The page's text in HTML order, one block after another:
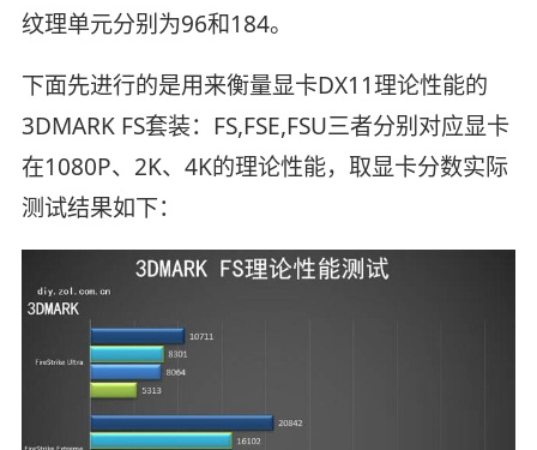
纹理单元分别为96和184。
下面先进行的是用来衡量显卡DX11理论性能的
3DMARK FS套装：FS,FSE,FSU三者分别对应显卡
在1080P、2K、4K的理论性能，取显卡分数实际
测试结果如下：